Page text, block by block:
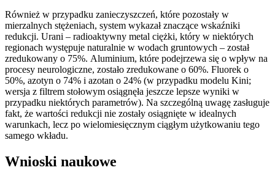
Również w przypadku zanieczyszczeń, które pozostały w
mierzalnych stężeniach, system wykazał znaczące wskaźniki
redukcji. Urani – radioaktywny metal ciężki, który w niektórych
regionach występuje naturalnie w wodach gruntowych – został
zredukowany o 75%. Aluminium, które podejrzewa się o wpływ na
procesy neurologiczne, zostało zredukowane o 60%. Fluorek o
50%, azotyn o 74% i azotan o 24% (w przypadku modelu Kini;
wersja z filtrem stołowym osiągnęła jeszcze lepsze wyniki w
przypadku niektórych parametrów). Na szczególną uwagę zasługuje
fakt, że wartości redukcji nie zostały osiągnięte w idealnych
warunkach, lecz po wielomiesięcznym ciągłym użytkowaniu tego
samego wkładu.
Wnioski naukowe